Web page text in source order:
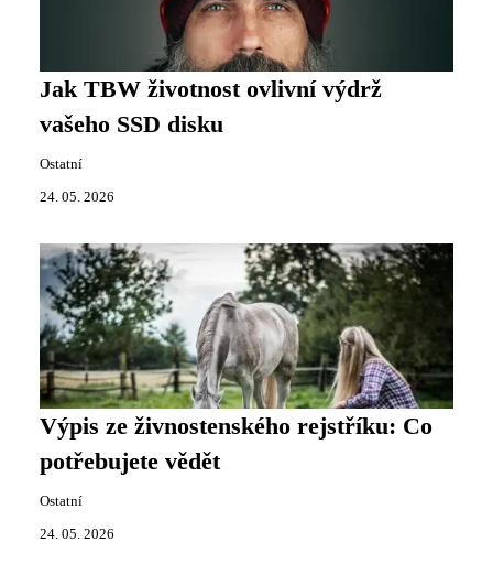
Jak TBW životnost ovlivní výdrž
vašeho SSD disku
Ostatní
24. 05. 2026
Výpis ze živnostenského rejstříku: Co
potřebujete vědět
Ostatní
24. 05. 2026